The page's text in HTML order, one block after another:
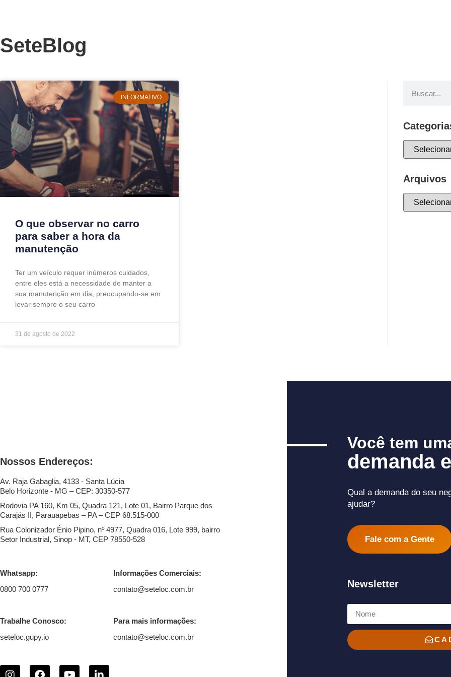
SeteBlog
INFORMATIVO
O que observar no carro
para saber a hora da
manutenção
Ter um veículo requer inúmeros cuidados,
entre eles está a necessidade de manter a
sua manutenção em dia, preocupando-se em
levar sempre o seu carro
31 de agosto de 2022
Arquivos
Nossos Endereços:
Av. Raja Gabaglia, 4133 - Santa Lúcia
Belo Horizonte - MG – CEP: 30350-577
Rodovia PA 160, Km 05, Quadra 121, Lote 01, Bairro Parque dos
Carajás II, Parauapebas – PA – CEP 68.515-000
Rua Colonizador Ênio Pipino, nº 4977, Quadra 016, Lote 999, bairro
Setor Industrial, Sinop - MT, CEP 78550-528
Whatsapp:
0800 700 0777
Informações Comerciais:
contato@seteloc.com.br
Trabalhe Conosco:
seteloc.gupy.io
Para mais informações:
contato@seteloc.com.br
Você tem
demanda
Qual a demanda do seu
ajudar?
Fale com a Gente
Newsletter